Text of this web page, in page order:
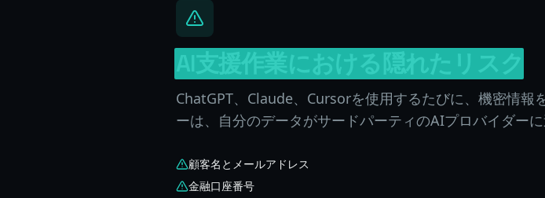
ChatGPT、Claude、Cursorを使用するたびに、機密情
ーは、自分のデータがサードパーティのAIプロバイダー
顧客名とメールアドレス
金融口座番号